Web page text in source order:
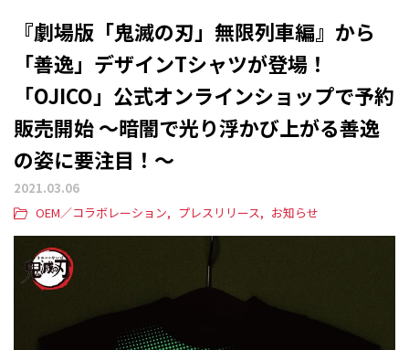
『劇場版「鬼滅の刃」無限列車編』から
「善逸」デザインTシャツが登場！
「OJICO」公式オンラインショップで予約
販売開始 ～暗闇で光り浮かび上がる善逸
の姿に要注目！～
2021.03.06
OEM／コラボレーション
プレスリリース お知らせ